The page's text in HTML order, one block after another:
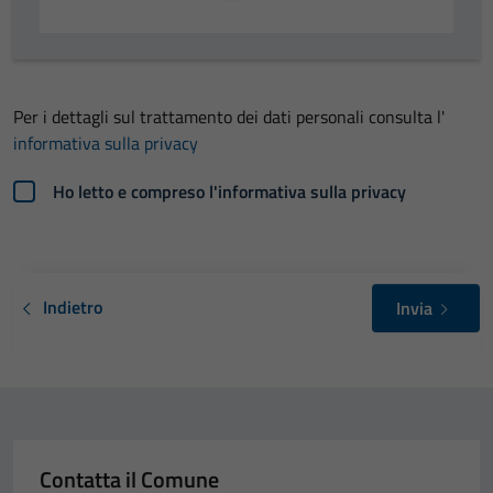
Per i dettagli sul trattamento dei dati personali consulta l'
informativa sulla privacy
Ho letto e compreso l'informativa sulla privacy
Indietro Invia
Contatta il Comune